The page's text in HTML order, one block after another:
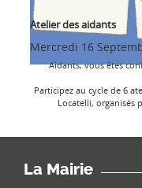
Atelier des aidants
Mercredi 16
Aidants, vous êtes
Participez au cycle de 6
Locatelli, organisés
La Mairie